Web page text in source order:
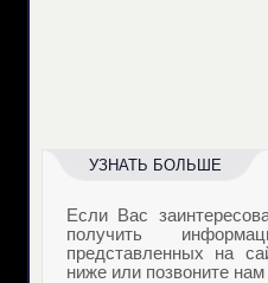
УЗНАТЬ БОЛЬШЕ
Если Вас
получить
представленных на
ниже или позвоните